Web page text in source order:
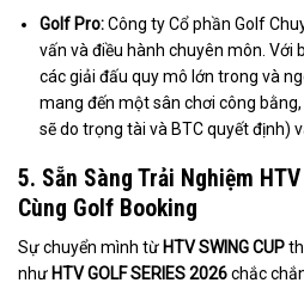
Golf Pro:Công ty Cổ phần Golf
vấn và điều hành chuyên môn. Với
các giải đấu quy mô lớn trong và
mang đến một sân chơi công
sẽ do trọng tài và BTC quyết định)
5. Sẵn Sàng Trải Nghiệm HTV
Cùng Golf Booking
Sự chuyển mình từ HTV SWING CUP
như HTV GOLF SERIES 2026chắc